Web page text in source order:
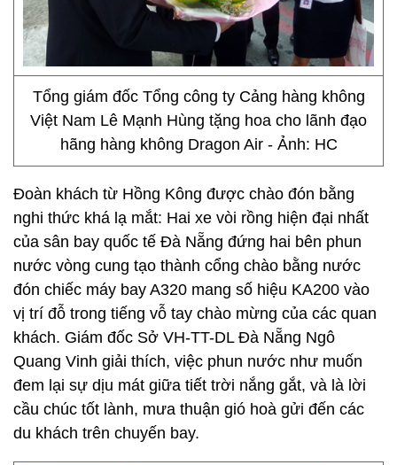
Tổng giám đốc Tổng công ty Cảng hàng không
Việt Nam Lê Mạnh Hùng tặng hoa cho lãnh đạo
hãng hàng không Dragon Air - Ảnh: HC
Đoàn khách từ Hồng Kông được chào đón bằng
nghi thức khá lạ mắt: Hai xe vòi rồng hiện đại nhất
của sân bay quốc tế Đà Nẵng đứng hai bên phun
nước vòng cung tạo thành cổng chào bằng nước
đón chiếc máy bay A320 mang số hiệu KA200 vào
vị trí đỗ trong tiếng vỗ tay chào mừng của các quan
khách. Giám đốc Sở VH-TT-DL Đà Nẵng Ngô
Quang Vinh giải thích, việc phun nước như muốn
đem lại sự dịu mát giữa tiết trời nắng gắt, và là lời
cầu chúc tốt lành, mưa thuận gió hoà gửi đến các
du khách trên chuyến bay.